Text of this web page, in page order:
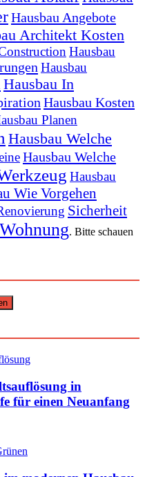
Hausbau Angebote
Architekt Kosten
Hausbau
Hausbau
Hausbau In
Hausbau Kosten
Planen
Hausbau Welche
Hausbau Welche
Hausbau
Wie Vorgehen
Sicherheit
Wohnung. Bitte schauen
in
für einen Neuanfang